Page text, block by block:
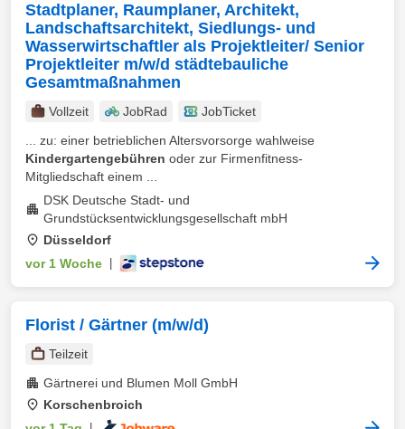
Stadtplaner, Raumplaner, Architekt,
Landschaftsarchitekt, Siedlungs- und
Wasserwirtschaftler als Projektleiter/ Senior
Projektleiter m/w/d städtebauliche
Gesamtmaßnahmen
Vollzeit JobRad
JobTicket
... zu: einer betrieblichen Altersvorsorge wahlweise
Kindergartengebühren oder zur Firmenfitness-
Mitgliedschaft einem ...
DSK Deutsche Stadt- und
Grundstücksentwicklungsgesellschaft mbH
Düsseldorf
vor 1 Woche
Florist / Gärtner (m/w/d)
Teilzeit
Gärtnerei und Blumen Moll GmbH
Korschenbroich